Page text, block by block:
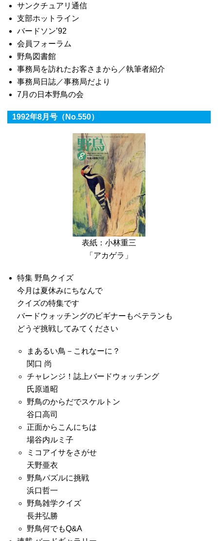
サンクチュアリ通信
支部ホットライン
バードソン’92
会員フォーラム
野鳥図書館
事務局を訪れたお客さまから／執筆者紹介
事務局日誌／事務局だより
7月の日本野鳥の会
1992年8月号（No.550）
表紙：小林重三
「アカゲラ」
特集 野鳥クイズ
今月は夏休みにちなんで
クイズの特集です
バードウォッチングのビギナーもベテランも
どうぞ挑戦してみてください
まあるい鳥－これなーに？
関口 尚
チャレンジ！誌上バードウォッチング
氏原道昭
野鳥のからだでスケルトン
谷口高司
正面からこんにちは
場谷内ルミ子
ミコアイサをさがせ
天野亜衣
野鳥パズルに挑戦
浜口哲一
野鳥雑学クイズ
長井弘勝
野鳥何でもQ&A